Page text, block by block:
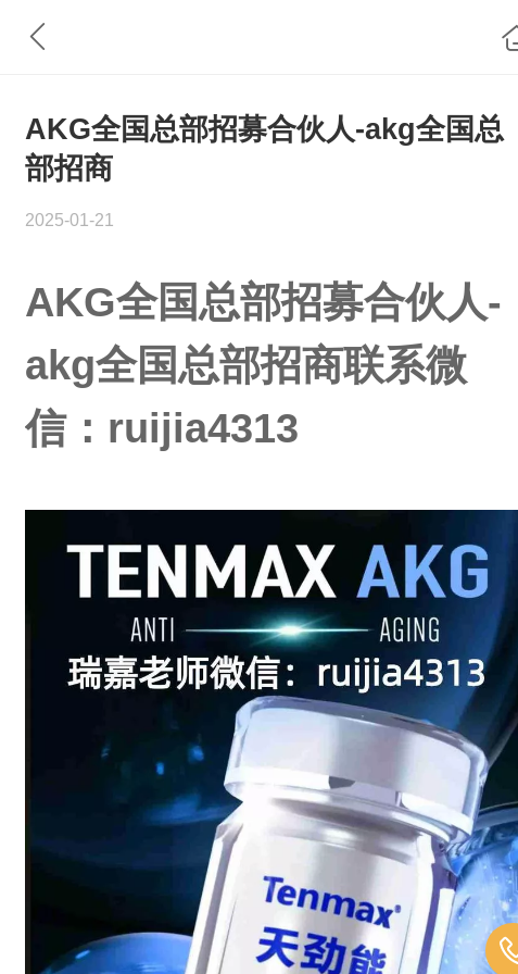
AKG全国总部招募合伙人-akg全国总
部招商
2025-01-21
AKG全国总部招募合伙人-
akg全国总部招商联系微
信：ruijia4313